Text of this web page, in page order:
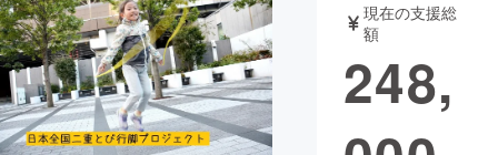
テクノロジー・ガジェット
映像・映画 書籍・雑誌
ビジネス・起業 チャレンジ
現在の支援総
額
248,